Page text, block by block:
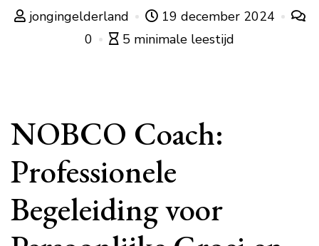
jongingelderland
19 december 2024
0
5 minimale leestijd
NOBCO Coach:
Professionele
Begeleiding voor